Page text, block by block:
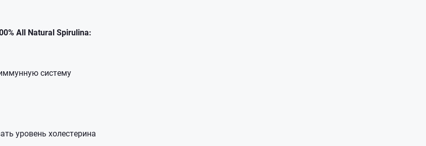
All Natural Spirulina:
систему
уровень холестерина